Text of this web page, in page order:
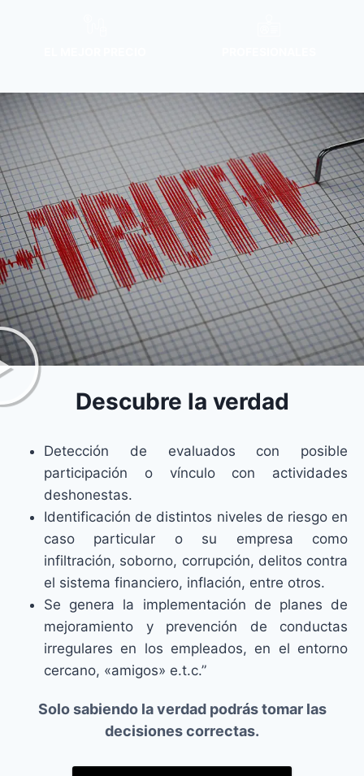
Descubre la verdad
Detección de evaluados con posible
participación o vínculo con actividades
deshonestas.
Identificación de distintos niveles de riesgo en
caso particular o su empresa como
infiltración, soborno, corrupción, delitos contra
el sistema financiero, inflación, entre otros.
Se genera la implementación de planes de
mejoramiento y prevención de conductas
irregulares en los empleados, en el entorno
cercano, «amigos» e.t.c.”
Solo sabiendo la verdad podrás tomar las
decisiones correctas.